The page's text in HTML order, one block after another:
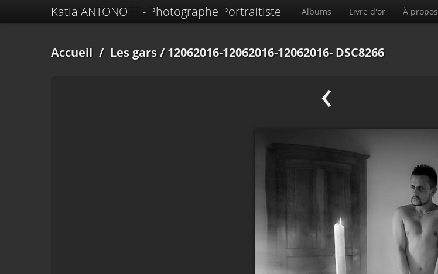
Katia ANTONOFF - Photographe Portraitiste Albums Livre d'or À propos
Accueil / Les gars/ 12062016-12062016-12062016- DSC8266
‹